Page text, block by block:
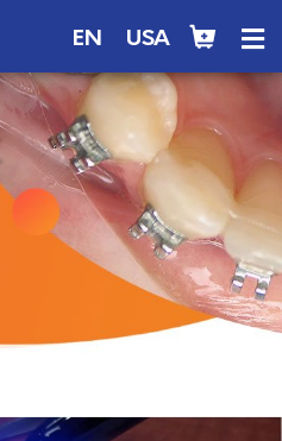
EN USA